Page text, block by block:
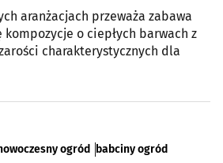
aranżacjach przeważa zabawa
kompozycje o ciepłych barwach z
charakterystycznych dla
ogród babciny ogród